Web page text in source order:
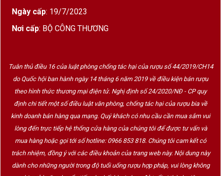
Ngày cấp: 19/7/2023
Nơi cấp: BỘ CÔNG THƯƠNG
Tuân thủ điều 16 của luật phòng chống tác hại của rượu số 44/2019/CH14
do Quốc hội ban hành ngày 14 tháng 6 năm 2019 về điều kiện bán rượu
theo hình thức thương mại điện tử. Nghị định số 24/2020/NĐ - CP quy
định chi tiết một số điều luật văn phòng, chống tác hại của rượu bia về
kinh doanh bán hàng qua mạng. Quý khách có nhu cầu cần mua sắm vui
lòng đến trực tiếp hệ thống cửa hàng của chúng tôi để được tư vấn và
mua hàng hoặc gọi tới số hotline: 0966 853 818. Chúng tôi cam kết có
trách nhiệm, đồng ý với các điều khoản của trang web này. Nội dung này
dành cho những người trong độ tuổi uống rượu hợp pháp, vui lòng không